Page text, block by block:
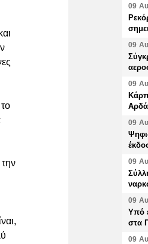
09
09
09
09
09
09
Υπό
στα
09